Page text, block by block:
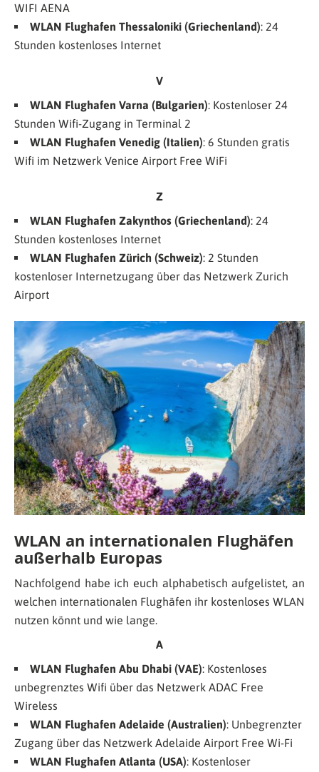
WIFI AENA
WLAN Flughafen Thessaloniki (Griechenland): 24
Stunden kostenloses Internet
V
WLAN Flughafen Varna (Bulgarien): Kostenloser 24
Stunden Wifi-Zugang in Terminal 2
WLAN Flughafen Venedig (Italien): 6 Stunden gratis
Wifi im Netzwerk Venice Airport Free WiFi
Z
WLAN Flughafen Zakynthos (Griechenland): 24
Stunden kostenloses Internet
WLAN Flughafen Zürich (Schweiz): 2 Stunden
kostenloser Internetzugang über das Netzwerk Zurich
Airport
WLAN an internationalen Flughäfen
außerhalb Europas
Nachfolgend habe ich euch alphabetisch aufgelistet, an
welchen internationalen Flughäfen ihr kostenloses WLAN
nutzen könnt und wie lange.
A
WLAN Flughafen Abu Dhabi (VAE): Kostenloses
unbegrenztes Wifi über das Netzwerk ADAC Free
Wireless
WLAN Flughafen Adelaide (Australien): Unbegrenzter
Zugang über das Netzwerk Adelaide Airport Free Wi-Fi
WLAN Flughafen Atlanta (USA): Kostenloser